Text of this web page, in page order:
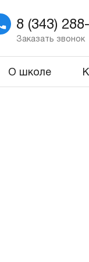
8 (343)
Заказать звонок
О школе